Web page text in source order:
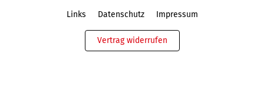
Links Datenschutz Impressum
Vertrag widerrufen